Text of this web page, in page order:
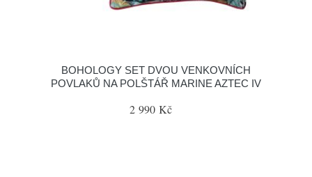
BOHOLOGY SET DVOU VENKOVNÍCH
POVLAKŮ NA POLŠTÁŘ MARINE AZTEC IV
2 990 Kč